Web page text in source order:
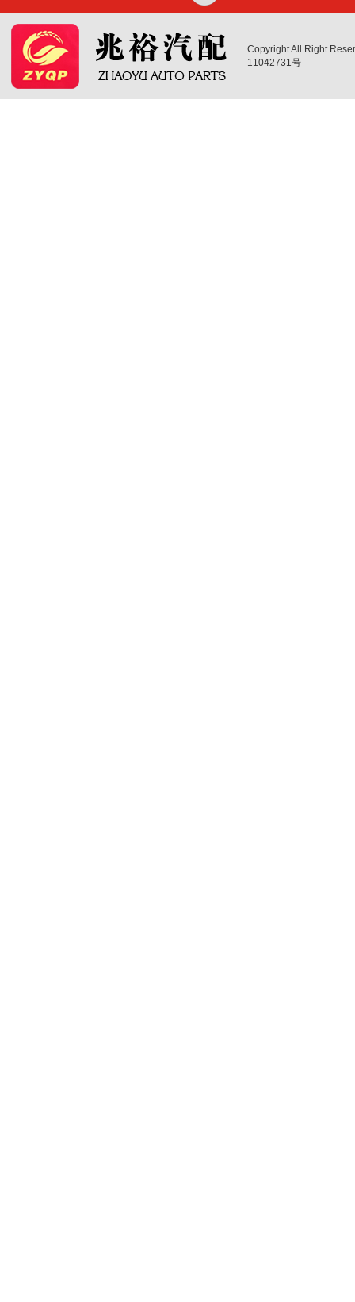
Copyright All Right
11042731号